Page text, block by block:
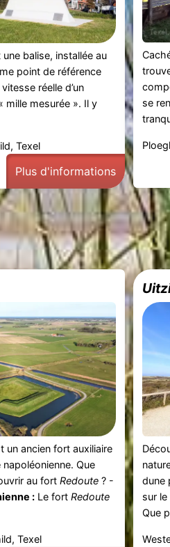
balise, installée au
point de référence
réelle d’un
mille mesurée ». Il y
Texel
Plus d'informations
se
un ancien fort auxiliaire
napoléonienne. Que
au fort Redoute? -
:Le fort Redoute
Texel
dune
sur le
Que